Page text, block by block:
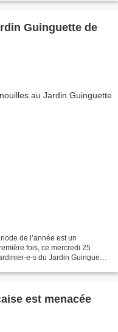
Guinguette de
de l’année est un
fois, ce mercredi 25
e-s du Jardin Guinguette
est menacée